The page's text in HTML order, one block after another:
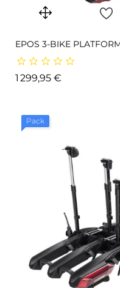
EPOS 3-BIKE
1 299,95 €
Pack